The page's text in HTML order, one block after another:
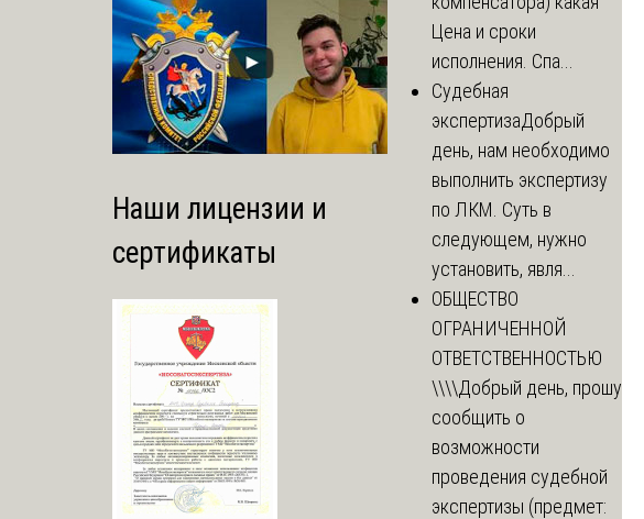
Наши лицензии и
сертификаты
Цена и сроки
исполнения. Спа...
Судебная
экспертизаДобрый
день, нам необходимо
выполнить экспертизу
по ЛКМ. Суть в
следующем, нужно
установить, явля...
ОБЩЕСТВО
ОГРАНИЧЕННОЙ
ОТВЕТСТВЕННОСТЬЮ
\\\\Добрый день, прошу
сообщить о
возможности
проведения судебной
экспертизы (предмет: